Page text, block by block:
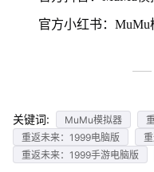
官方小红书：MuMu
关键词: MuMu模拟器
重返未来：1999电脑版
重返未来：1999手游电脑版